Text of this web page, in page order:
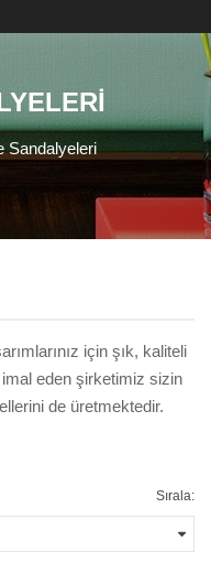
Sandalyeleri
için şık, kaliteli
eden şirketimiz sizin
de üretmektedir.
Sırala: